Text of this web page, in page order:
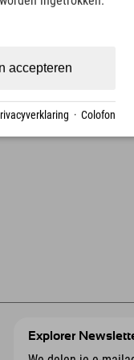
Explorer
accepteren
· Colofon